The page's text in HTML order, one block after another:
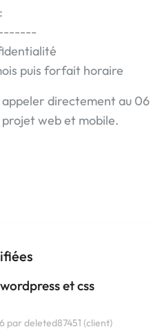
puis forfait horaire
appeler directement au
web et mobile.
et css
par deleted87451 (client)